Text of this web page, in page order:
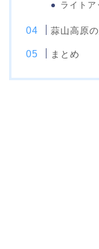
ライトア
蒜山高原
まとめ